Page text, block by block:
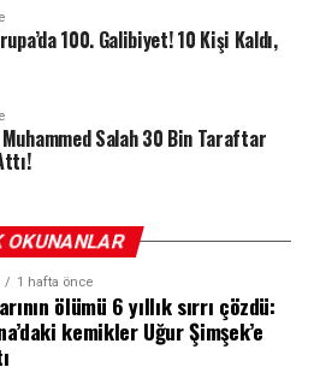
100. Galibiyet! 10 Kişi Kaldı,
Muhammed Salah 30 Bin Taraftar
OKUNANLAR
1 hafta önce
ölümü 6 yıllık sırrı çözdü:
kemikler Uğur Şimşek’e